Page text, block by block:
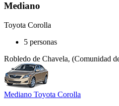
Mediano
Toyota Corolla
5 personas
Robledo de Chavela, (Comunidad
Mediano Toyota Corolla